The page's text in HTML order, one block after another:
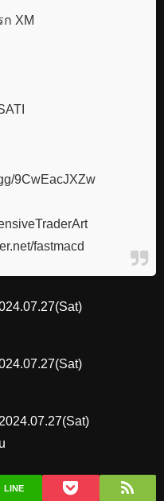
XM
9CwEacJXZw
fastmacd
2024.07.27(Sat)
LINE